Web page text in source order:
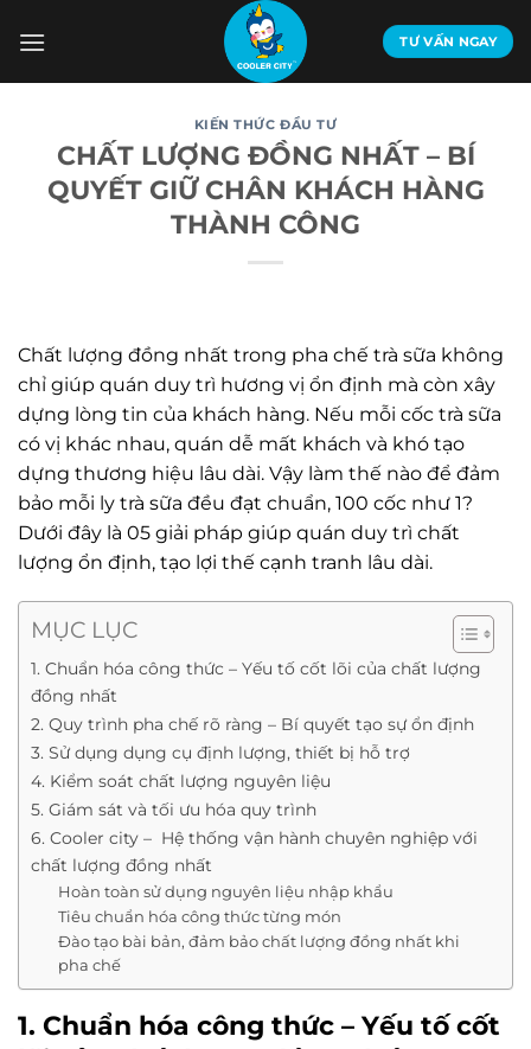
qua
TƯ VẤN NGAY
KIẾN THỨC ĐẦU TƯ
CHẤT LƯỢNG ĐỒNG NHẤT – BÍ
QUYẾT GIỮ CHÂN KHÁCH HÀNG
THÀNH CÔNG
Chất lượng đồng nhất trong pha chế trà sữa không
chỉ giúp quán duy trì hương vị ổn định mà còn xây
dựng lòng tin của khách hàng. Nếu mỗi cốc trà sữa
có vị khác nhau, quán dễ mất khách và khó tạo
dựng thương hiệu lâu dài. Vậy làm thế nào để đảm
bảo mỗi ly trà sữa đều đạt chuẩn, 100 cốc như 1?
Dưới đây là 05 giải pháp giúp quán duy trì chất
lượng ổn định, tạo lợi thế cạnh tranh lâu dài.
MỤC LỤC
1. Chuẩn hóa công thức – Yếu tố cốt lõi của chất lượng
đồng nhất
2. Quy trình pha chế rõ ràng – Bí quyết tạo sự ổn định
3. Sử dụng dụng cụ định lượng, thiết bị hỗ trợ
4. Kiểm soát chất lượng nguyên liệu
5. Giám sát và tối ưu hóa quy trình
6. Cooler city – Hệ thống vận hành chuyên nghiệp với
chất lượng đồng nhất
Hoàn toàn sử dụng nguyên liệu nhập khẩu
Tiêu chuẩn hóa công thức từng món
Đào tạo bài bản, đảm bảo chất lượng đồng nhất khi
pha chế
1. Chuẩn hóa công thức – Yếu tố cốt